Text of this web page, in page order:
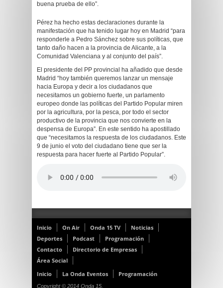
buena prueba de ello”.
Pérez ha hecho estas declaraciones durante la
manifestación que ha tenido lugar hoy en Madrid “para
responderle a Pedro Sánchez sobre sus políticas, que
tanto daño hacen a la provincia de Alicante, a la
Comunidad Valenciana y al conjunto del país”.
El presidente del PP provincial ha añadido que desde
Madrid “hoy también queremos lanzar un mensaje
hacia Europa y decir a los ciudadanos que
necesitamos un gobierno fuerte, un parlamento
europeo donde las políticas del Partido Popular miren
por la agricultura, por la pesca, por todo el sector
productivo de la provincia que nos convierte en la
despensa de Europa”. En este sentido ha apostillado
que “necesitamos la respuesta de los ciudadanos. Este
9 de junio el voto del ciudadano tiene que ser la
respuesta para hacer fuerte al Partido Popular”.
Inicio On Air Onda 15 TV
Noticias
Deportes
Podcast
Programación
Contacto
Directorio de Empresas
Área Social
Inicio
La Onda Eventos Programación
Copyright © 2014 Onda 15.